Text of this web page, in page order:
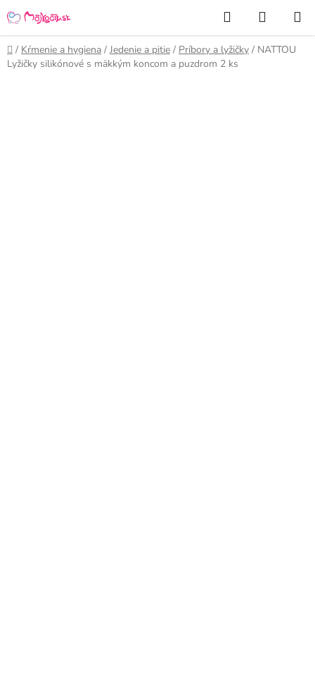
na
obsah
Hľadať
KOŠÍK
Domov
/ Kŕmenie a hygiena / Jedenie a pitie / Príbory a lyžičky / NATTOU
Lyžičky silikónové s mäkkým koncom a puzdrom 2 ks